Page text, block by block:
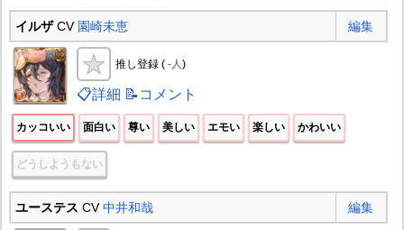
イルザCV 園崎未恵 編集
推し登録 ( -人)
📋詳細 📝コメント
カッコいい 面白い 尊い 美しい エモい 楽しい かわいい
どうしようもない
ユーステス CV中井和哉 編集